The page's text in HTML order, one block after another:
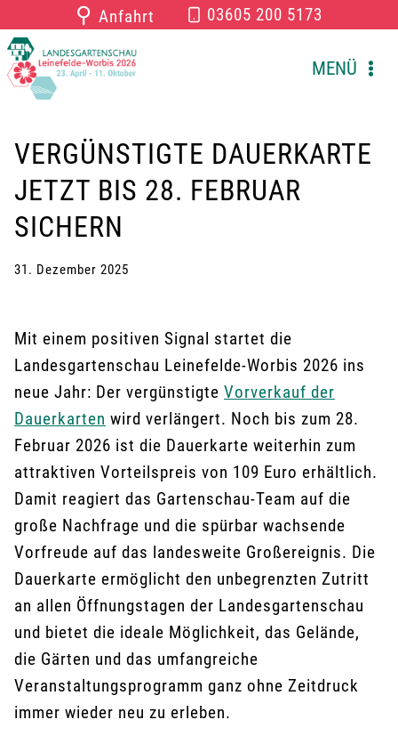
Inhalt
springen
⚲ Anfahrt 03605 200 5173
MENÜ
VERGÜNSTIGTE DAUERKARTE
JETZT BIS 28. FEBRUAR
SICHERN
31. Dezember 2025
Mit einem positiven Signal startet die
Landesgartenschau Leinefelde-Worbis 2026 ins
neue Jahr: Der vergünstigte Vorverkauf der
Dauerkarten wird verlängert. Noch bis zum 28.
Februar 2026 ist die Dauerkarte weiterhin zum
attraktiven Vorteilspreis von 109 Euro erhältlich.
Damit reagiert das Gartenschau-Team auf die
große Nachfrage und die spürbar wachsende
Vorfreude auf das landesweite Großereignis. Die
Dauerkarte ermöglicht den unbegrenzten Zutritt
an allen Öffnungstagen der Landesgartenschau
und bietet die ideale Möglichkeit, das Gelände,
die Gärten und das umfangreiche
Veranstaltungsprogramm ganz ohne Zeitdruck
immer wieder neu zu erleben.